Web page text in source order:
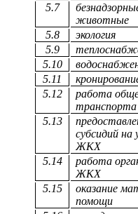
5.7
животные
5.8 экология
5.9
5.10
5.11
5.12
работа
транспорта
5.13
субсидий на
ЖКХ
5.14
работа
ЖКХ
5.15
оказание
помощи